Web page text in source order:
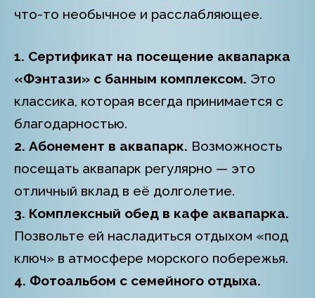
что-то необычное и расслабляющее.
1. Сертификат на посещение аквапарка
«Фэнтази» с банным комплексом. Это
классика, которая всегда принимается с
благодарностью.
2. Абонемент в аквапарк. Возможность
посещать аквапарк регулярно — это
отличный вклад в её долголетие.
3. Комплексный обед в кафе аквапарка.
Позвольте ей насладиться отдыхом «под
ключ» в атмосфере морского побережья.
4. Фотоальбом с семейного отдыха.